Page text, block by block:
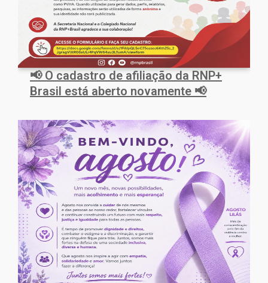
📢 O cadastro de afiliação da RNP+
Brasil está aberto novamente 📢